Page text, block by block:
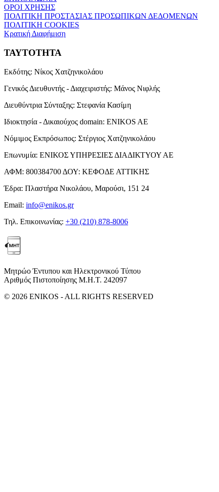
ΟΡΟΙ ΧΡΗΣΗΣ
ΠΟΛΙΤΙΚΗ ΠΡΟΣΤΑΣΙΑΣ ΠΡΟΣΩΠΙΚΩΝ ΔΕΔΟΜΕΝΩΝ
ΠΟΛΙΤΙΚΗ COOKIES
Κρατική Διαφήμιση
ΤΑΥΤΟΤΗΤΑ
Εκδότης: Νίκος Χατζηνικολάου
Γενικός Διευθυντής - Διαχειριστής: Μάνος Νιφλής
Διευθύντρια Σύνταξης: Στεφανία Κασίμη
Ιδιοκτησία - Δικαιούχος domain: ENIKOS AE
Νόμιμος Εκπρόσωπος: Στέργιος Χατζηνικολάου
Επωνυμία: ΕΝΙΚΟΣ ΥΠΗΡΕΣΙΕΣ ΔΙΑΔΙΚΤΥΟΥ ΑΕ
ΑΦΜ: 800384700 ΔΟΥ: ΚΕΦΟΔΕ ΑΤΤΙΚΗΣ
Έδρα: Πλαστήρα Νικολάου, Μαρούσι, 151 24
Email: info@enikos.gr
Τηλ. Επικοινωνίας: +30 (210) 878-8006
Μητρώο Έντυπου και Ηλεκτρονικού Τύπου
Αριθμός Πιστοποίησης Μ.Η.Τ. 242097
© 2026 ENIKOS - ALL RIGHTS RESERVED